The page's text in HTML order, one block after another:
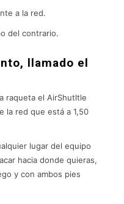
a la red.
del contrario.
llamado el
raqueta el AirShutltle
la red que está a 1,50
lugar del equipo
hacia donde quieras,
y con ambos pies